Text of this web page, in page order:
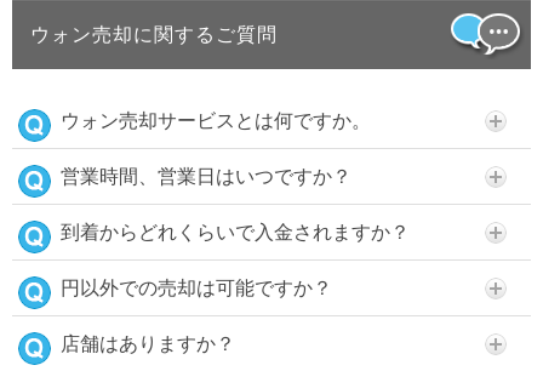
ウォン売却に関するご質問
ウォン売却サービスとは何ですか。
営業時間、営業日はいつですか？
到着からどれくらいで入金されますか？
円以外での売却は可能ですか？
店舗はありますか？